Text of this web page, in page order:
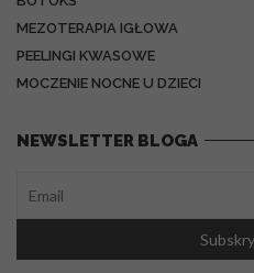
MEZOTERAPIA IGŁOWA
PEELINGI KWASOWE
MOCZENIE NOCNE U DZIECI
NEWSLETTER BLOGA